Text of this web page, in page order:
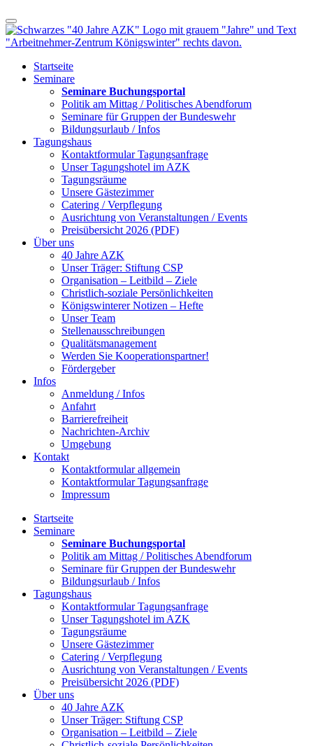
Startseite
Seminare
Seminare Buchungsportal
Politik am Mittag / Politisches Abendforum
Seminare für Gruppen der Bundeswehr
Bildungsurlaub / Infos
Tagungshaus
Kontaktformular Tagungsanfrage
Unser Tagungshotel im AZK
Tagungsräume
Unsere Gästezimmer
Catering / Verpflegung
Ausrichtung von Veranstaltungen / Events
Preisübersicht 2026 (PDF)
Über uns
40 Jahre AZK
Unser Träger: Stiftung CSP
Organisation – Leitbild – Ziele
Christlich-soziale Persönlichkeiten
Königswinterer Notizen – Hefte
Unser Team
Stellenausschreibungen
Qualitätsmanagement
Werden Sie Kooperationspartner!
Fördergeber
Infos
Anmeldung / Infos
Anfahrt
Barrierefreiheit
Nachrichten-Archiv
Umgebung
Kontakt
Kontaktformular allgemein
Kontaktformular Tagungsanfrage
Impressum
Startseite
Seminare
Seminare Buchungsportal
Politik am Mittag / Politisches Abendforum
Seminare für Gruppen der Bundeswehr
Bildungsurlaub / Infos
Tagungshaus
Kontaktformular Tagungsanfrage
Unser Tagungshotel im AZK
Tagungsräume
Unsere Gästezimmer
Catering / Verpflegung
Ausrichtung von Veranstaltungen / Events
Preisübersicht 2026 (PDF)
Über uns
40 Jahre AZK
Unser Träger: Stiftung CSP
Organisation – Leitbild – Ziele